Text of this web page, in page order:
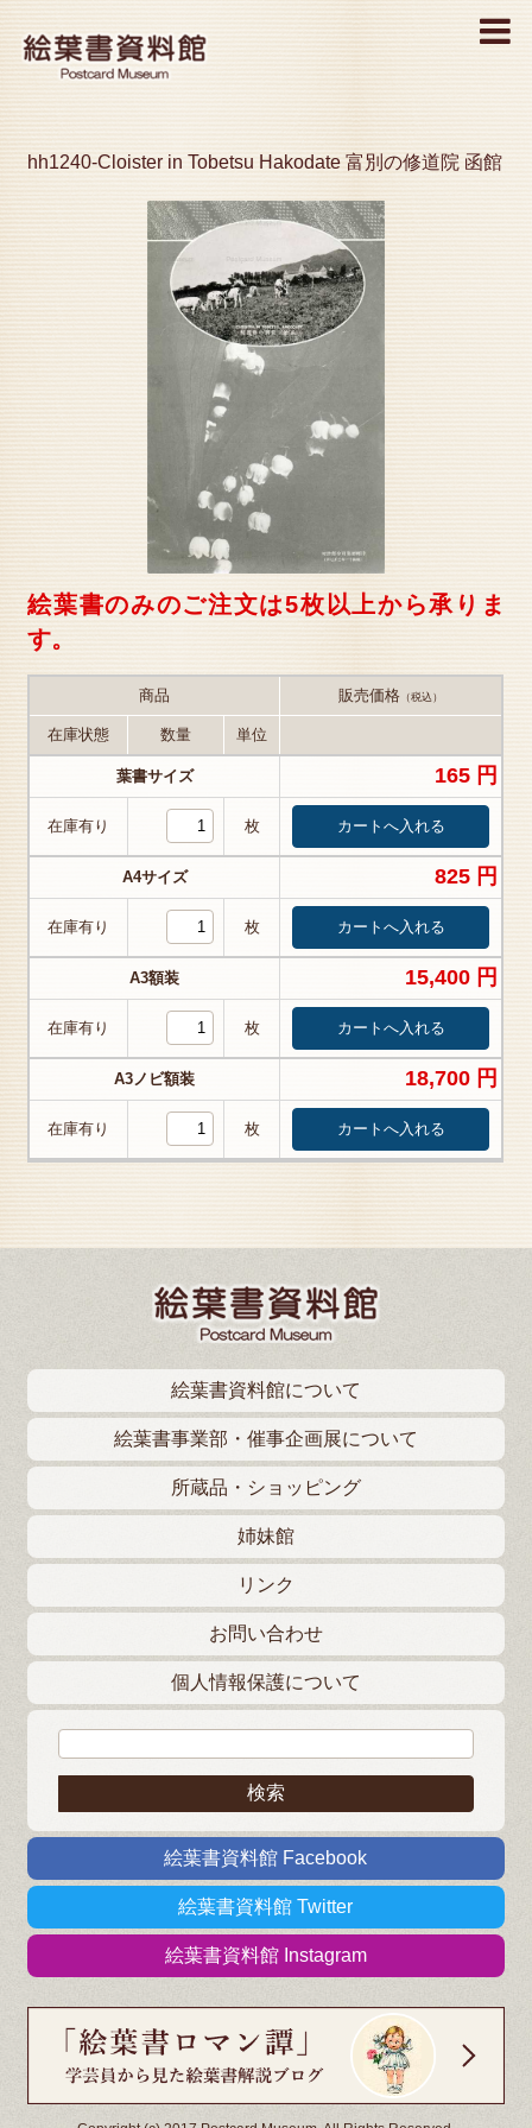
MENU
hh1240-Cloister in Tobetsu Hakodate 富別の修道院 函館
絵葉書のみのご注文は5枚以上から承りま
す。
商品 販売価格 （税込）
在庫状態 数量 単位
葉書サイズ 165 円
在庫有り 枚
A4サイズ 825 円
在庫有り 枚
A3額装 15,400 円
在庫有り 枚
A3ノビ額装 18,700 円
在庫有り 枚
絵葉書資料館について
絵葉書事業部・催事企画展について
所蔵品・ショッピング
姉妹館
リンク
お問い合わせ
個人情報保護について
絵葉書資料館 Facebook
絵葉書資料館 Twitter
絵葉書資料館 Instagram